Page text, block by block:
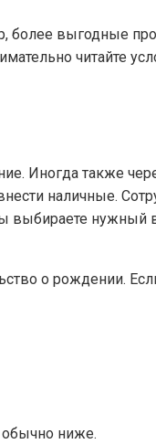
более выгодные
читайте
Иногда также
наличные.
нужный
о рождении.
ниже.